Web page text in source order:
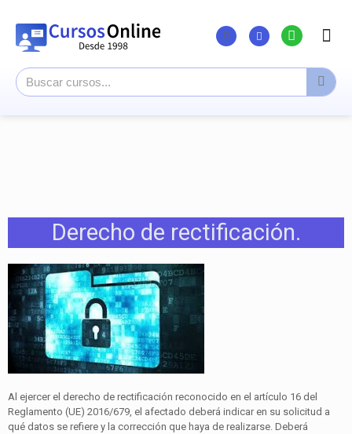
Derecho de rectificación.
Al ejercer el derecho de rectificación reconocido en el artículo 16 del
Reglamento (UE) 2016/679, el afectado deberá indicar en su solicitud a
qué datos se refiere y la corrección que haya de realizarse. Deberá